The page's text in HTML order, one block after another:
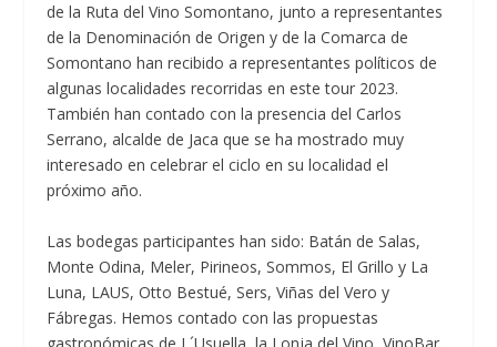
de la Ruta del Vino Somontano, junto a representantes
de la Denominación de Origen y de la Comarca de
Somontano han recibido a representantes políticos de
algunas localidades recorridas en este tour 2023.
También han contado con la presencia del Carlos
Serrano, alcalde de Jaca que se ha mostrado muy
interesado en celebrar el ciclo en su localidad el
próximo año.
Las bodegas participantes han sido: Batán de Salas,
Monte Odina, Meler, Pirineos, Sommos, El Grillo y La
Luna, LAUS, Otto Bestué, Sers, Viñas del Vero y
Fábregas. Hemos contado con las propuestas